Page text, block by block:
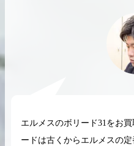
高く売るためのポイントを徹
エルメスのボリード31をお
ードは古くからエルメスの